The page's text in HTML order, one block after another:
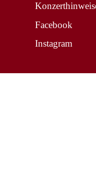
Facebook
Instagram